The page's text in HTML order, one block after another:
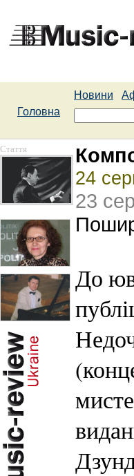
Новини
Головна
Стаття
24
23
До